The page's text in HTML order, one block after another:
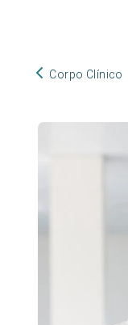
Corpo Clínico